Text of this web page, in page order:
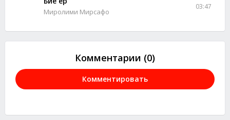
Миролими Мирсафо
03:47
Комментарии (0)
Комментировать